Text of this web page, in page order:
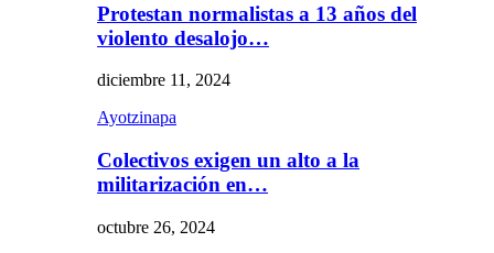
Protestan normalistas a 13 años del
violento desalojo…
diciembre 11, 2024
Ayotzinapa
Colectivos exigen un alto a la
militarización en…
octubre 26, 2024